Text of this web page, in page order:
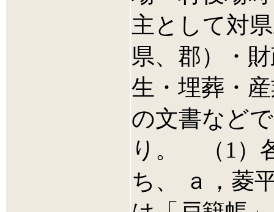
主として対
県、郡）・
生・埋葬・
の文書など
り。 （1）
ち、 ａ，菱